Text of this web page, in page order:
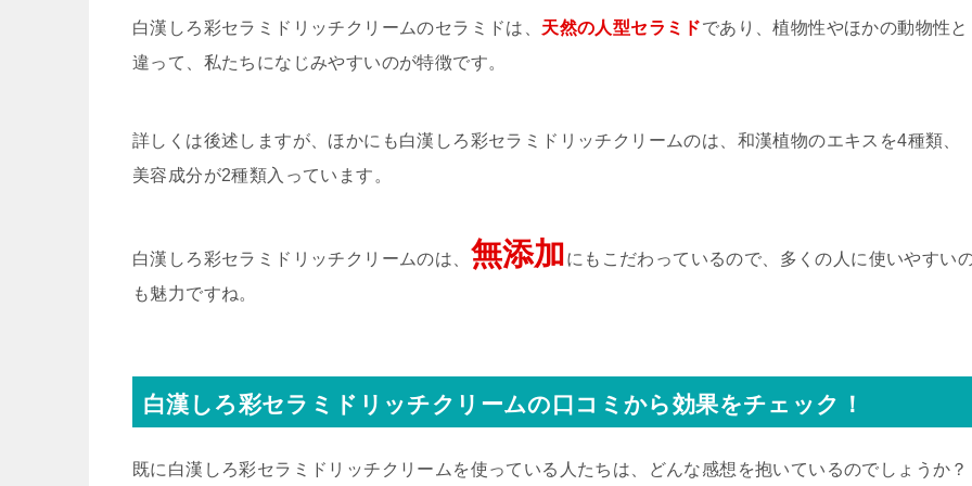
白漢しろ彩セラミドリッチクリームのセラミドは、 天然の人型セラミドであり、植物性やほかの動物性と
違って、私たちになじみやすいのが特徴です。
詳しくは後述しますが、ほかにも白漢しろ彩セラミドリッチクリームのは、和漢植物のエキスを4種類、
美容成分が2種類入っています。
白漢しろ彩セラミドリッチクリームのは、 無添加にもこだわっているので、多くの人に使いやすい
も魅力ですね。
白漢しろ彩セラミドリッチクリームの口コミから効果をチェック！
既に白漢しろ彩セラミドリッチクリームを使っている人たちは、どんな感想を抱いているのでしょうか？